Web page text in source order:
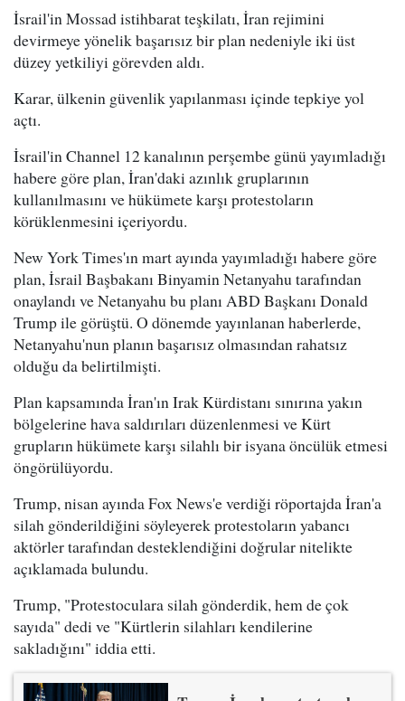
İsrail'in Mossad istihbarat teşkilatı, İran rejimini
devirmeye yönelik başarısız bir plan nedeniyle iki üst
düzey yetkiliyi görevden aldı.
Karar, ülkenin güvenlik yapılanması içinde tepkiye yol
açtı.
İsrail'in Channel 12 kanalının perşembe günü yayımladığı
habere göre plan, İran'daki azınlık gruplarının
kullanılmasını ve hükümete karşı protestoların
körüklenmesini içeriyordu.
New York Times'ın mart ayında yayımladığı habere göre
plan, İsrail Başbakanı Binyamin Netanyahu tarafından
onaylandı ve Netanyahu bu planı ABD Başkanı Donald
Trump ile görüştü. O dönemde yayınlanan haberlerde,
Netanyahu'nun planın başarısız olmasından rahatsız
olduğu da belirtilmişti.
Plan kapsamında İran'ın Irak Kürdistanı sınırına yakın
bölgelerine hava saldırıları düzenlenmesi ve Kürt
grupların hükümete karşı silahlı bir isyana öncülük etmesi
öngörülüyordu.
Trump, nisan ayında Fox News'e verdiği röportajda İran'a
silah gönderildiğini söyleyerek protestoların yabancı
aktörler tarafından desteklendiğini doğrular nitelikte
açıklamada bulundu.
Trump, "Protestoculara silah gönderdik, hem de çok
sayıda" dedi ve "Kürtlerin silahları kendilerine
sakladığını" iddia etti.